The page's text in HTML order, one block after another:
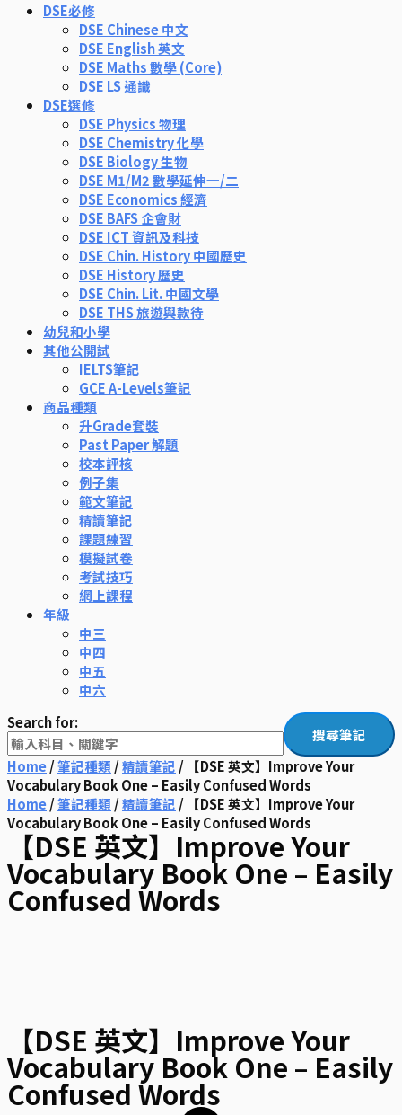
DSE必修
DSE Chinese 中文
DSE English 英文
DSE Maths 數學 (Core)
DSE LS 通識
DSE選修
DSE Physics 物理
DSE Chemistry 化學
DSE Biology 生物
DSE M1/M2 數學延伸一/二
DSE Economics 經濟
DSE BAFS 企會財
DSE ICT 資訊及科技
DSE Chin. History 中國歷史
DSE History 歷史
DSE Chin. Lit. 中國文學
DSE THS 旅遊與款待
幼兒和小學
其他公開試
IELTS筆記
GCE A-Levels筆記
商品種類
升Grade套裝
Past Paper 解題
校本評核
例子集
範文筆記
精讀筆記
課題練習
模擬試卷
考試技巧
網上課程
年級
中三
中四
中五
中六
Search for:
Home/筆記種類 /精讀筆記 / 【DSE 英文】Improve Your
Vocabulary Book One – Easily Confused Words
Home/筆記種類 /精讀筆記 / 【DSE 英文】Improve Your
Vocabulary Book One – Easily Confused Words
【DSE 英文】Improve Your
Vocabulary Book One – Easily
Confused Words
【DSE 英文】Improve Your
Vocabulary Book One – Easily
Confused Words